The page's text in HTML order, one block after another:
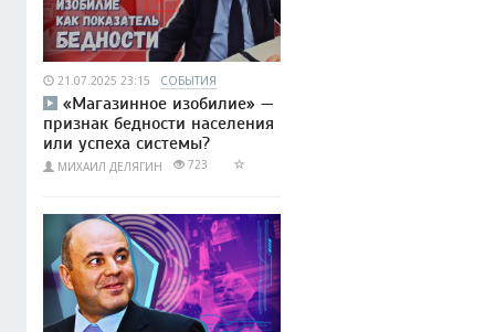
21.07.2025 23:15 СОБЫТИЯ
«Магазинное изобилие» —
признак бедности населения
или успеха системы?
МИХАИЛ ДЕЛЯГИН 723